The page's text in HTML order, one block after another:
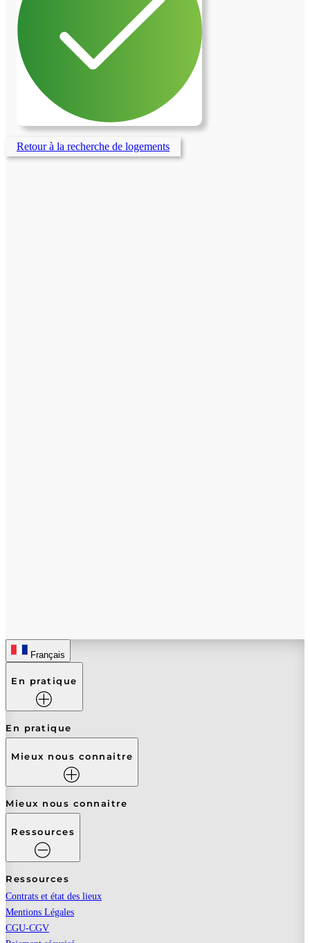
réchauffer. J'enverrai des photos
supplementaires dès qu'un contact sera
établi. Je souhaite le remplacement d'une
fenêtre de toit
Retour à la recherche de logements
Français
En pratique
En pratique
Mieux nous connaitre
Mieux nous connaitre
Ressources
Ressources
Contrats et état des lieux
Mentions Légales
CGU-CGV